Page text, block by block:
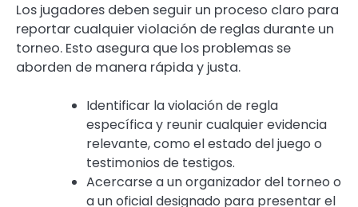
Los jugadores deben seguir un proceso claro para
reportar cualquier violación de reglas durante un
torneo. Esto asegura que los problemas se
aborden de manera rápida y justa.
Identificar la violación de regla
específica y reunir cualquier evidencia
relevante, como el estado del juego o
testimonios de testigos.
Acercarse a un organizador del torneo o
a un oficial designado para presentar el